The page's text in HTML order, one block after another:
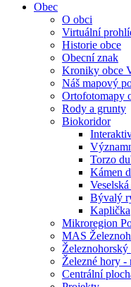
Obec
O obci
Virtuální
Historie obce
Obecní znak
Kroniky obce
Náš mapový
Ortofotomapy
Rody a grunty
Biokoridor
Torzo
Kámen
Bývalý
Kaplička
Mikroregion
MAS
Železné hory -
Centrální